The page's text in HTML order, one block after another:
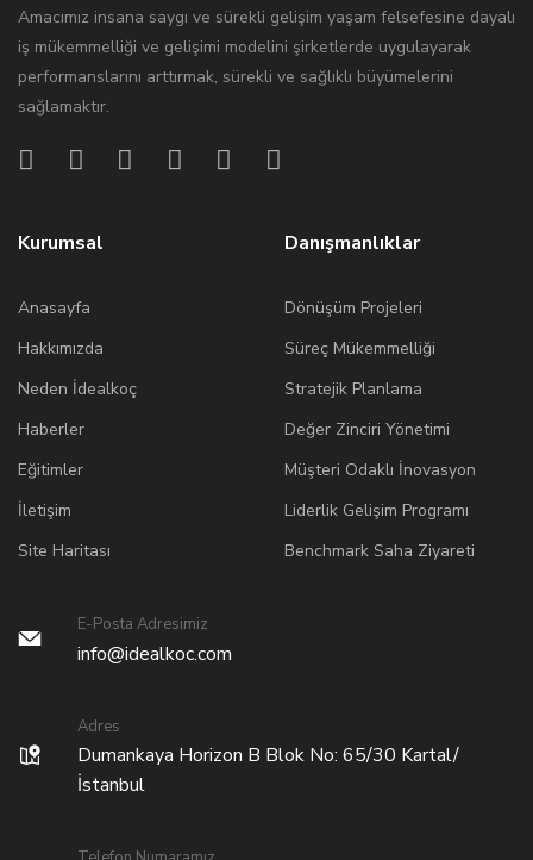
Amacımız insana saygı ve sürekli gelişim yaşam felsefesine dayalı
iş mükemmelliği ve gelişimi modelini şirketlerde uygulayarak
performanslarını arttırmak, sürekli ve sağlıklı büyümelerini
sağlamaktır.
Kurumsal
Anasayfa
Hakkımızda
Neden İdealkoç
Haberler
Eğitimler
İletişim
Site Haritası
Danışmanlıklar
Dönüşüm Projeleri
Süreç Mükemmelliği
Stratejik Planlama
Değer Zinciri Yönetimi
Müşteri Odaklı İnovasyon
Liderlik Gelişim Programı
Benchmark Saha Ziyareti
E-Posta Adresimiz
info@idealkoc.com
Adres
Dumankaya Horizon B Blok No: 65/30 Kartal/
İstanbul